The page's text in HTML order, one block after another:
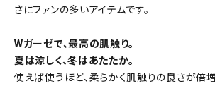
さにファンの多いアイテムです。
Wガーゼで、最高の肌触り。
夏は涼しく、冬はあたたか。
使えば使うほど、柔らかく肌触りの良さが倍